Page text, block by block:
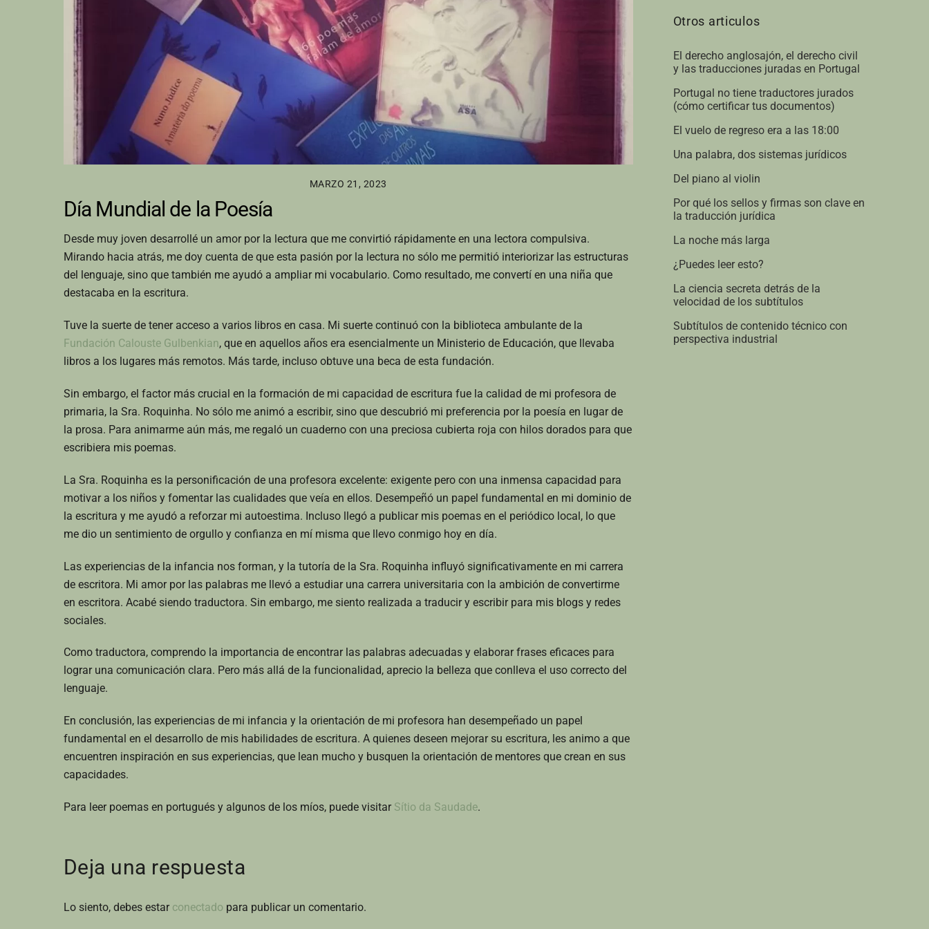
MARZO 21, 2023
Día Mundial de la Poesía
Desde muy joven desarrollé un amor por la lectura que me convirtió rápidamente en una lectora compulsiva.
Mirando hacia atrás, me doy cuenta de que esta pasión por la lectura no sólo me permitió interiorizar las estructuras
del lenguaje, sino que también me ayudó a ampliar mi vocabulario. Como resultado, me convertí en una niña que
destacaba en la escritura.
Tuve la suerte de tener acceso a varios libros en casa. Mi suerte continuó con la biblioteca ambulante de la
Fundación Calouste Gulbenkian, que en aquellos años era esencialmente un Ministerio de Educación, que llevaba
libros a los lugares más remotos. Más tarde, incluso obtuve una beca de esta fundación.
Sin embargo, el factor más crucial en la formación de mi capacidad de escritura fue la calidad de mi profesora de
primaria, la Sra. Roquinha. No sólo me animó a escribir, sino que descubrió mi preferencia por la poesía en lugar de
la prosa. Para animarme aún más, me regaló un cuaderno con una preciosa cubierta roja con hilos dorados para que
escribiera mis poemas.
La Sra. Roquinha es la personificación de una profesora excelente: exigente pero con una inmensa capacidad para
motivar a los niños y fomentar las cualidades que veía en ellos. Desempeñó un papel fundamental en mi dominio de
la escritura y me ayudó a reforzar mi autoestima. Incluso llegó a publicar mis poemas en el periódico local, lo que
me dio un sentimiento de orgullo y confianza en mí misma que llevo conmigo hoy en día.
Las experiencias de la infancia nos forman, y la tutoría de la Sra. Roquinha influyó significativamente en mi carrera
de escritora. Mi amor por las palabras me llevó a estudiar una carrera universitaria con la ambición de convertirme
en escritora. Acabé siendo traductora. Sin embargo, me siento realizada a traducir y escribir para mis blogs y redes
sociales.
Como traductora, comprendo la importancia de encontrar las palabras adecuadas y elaborar frases eficaces para
lograr una comunicación clara. Pero más allá de la funcionalidad, aprecio la belleza que conlleva el uso correcto del
lenguaje.
En conclusión, las experiencias de mi infancia y la orientación de mi profesora han desempeñado un papel
fundamental en el desarrollo de mis habilidades de escritura. A quienes deseen mejorar su escritura, les animo a que
encuentren inspiración en sus experiencias, que lean mucho y busquen la orientación de mentores que crean en sus
capacidades.
Para leer poemas en portugués y algunos de los míos, puede visitar Sítio da Saudade.
Deja una respuesta
Lo siento, debes estar conectado para publicar un comentario.
Otros articulos
El derecho anglosajón, el derecho civil
y las traducciones juradas en Portugal
Portugal no tiene traductores jurados
(cómo certificar tus documentos)
El vuelo de regreso era a las 18:00
Una palabra, dos sistemas jurídicos
Del piano al violin
Por qué los sellos y firmas son clave en
la traducción jurídica
La noche más larga
¿Puedes leer esto?
La ciencia secreta detrás de la
velocidad de los subtítulos
Subtítulos de contenido técnico con
perspectiva industrial